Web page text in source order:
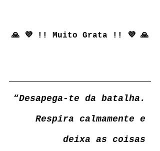
🙏 💜 !! Muito Grata !! 💜 🙏
“Desapega-te da batalha.
Respira calmamente e
deixa as coisas